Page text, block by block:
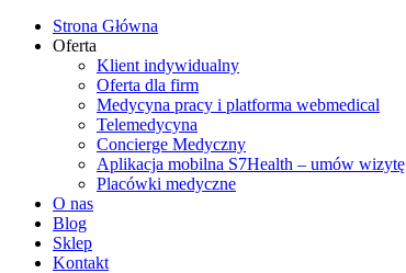
Strona Główna
Oferta
Klient indywidualny
Oferta dla firm
Medycyna pracy i platforma webmedical
Telemedycyna
Concierge Medyczny
Aplikacja mobilna S7Health – umów wizytę
Placówki medyczne
O nas
Blog
Sklep
Kontakt